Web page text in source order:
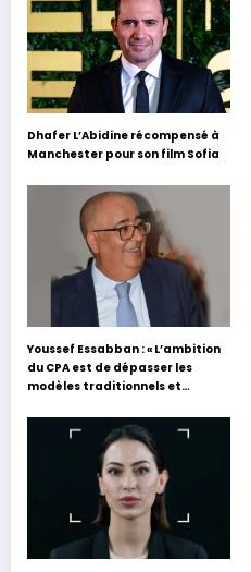
Dhafer L’Abidine récompensé à
Manchester pour son film Sofia
Youssef Essabban : « L’ambition
du CPA est de dépasser les
modèles traditionnels et
s’appuyant sur le partage des
expériences »